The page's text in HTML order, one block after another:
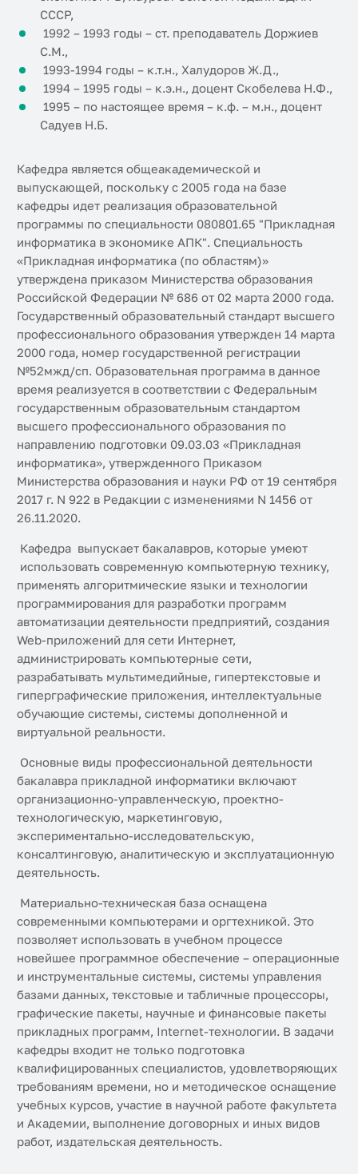
СССР,
1992 – 1993 годы – ст. преподаватель Доржиев
С.М.,
1993-1994 годы – к.т.н., Халудоров Ж.Д.,
1994 – 1995 годы – к.э.н., доцент Скобелева Н.Ф.,
1995 – по настоящее время – к.ф. – м.н., доцент
Садуев Н.Б.
Кафедра является общеакадемической и
выпускающей, поскольку с 2005 года на базе
кафедры идет реализация образовательной
программы по специальности 080801.65 "Прикладная
информатика в экономике АПК". Специальность
«Прикладная информатика (по областям)»
утверждена приказом Министерства образования
Российской Федерации № 686 от 02 марта 2000 года.
Государственный образовательный стандарт высшего
профессионального образования утвержден 14 марта
2000 года, номер государственной регистрации
№52мжд/сп. Образовательная программа в данное
время реализуется в соответствии с Федеральным
государственным образовательным стандартом
высшего профессионального образования по
направлению подготовки 09.03.03 «Прикладная
информатика», утвержденного Приказом
Министерства образования и науки РФ от 19 сентября
2017 г. N 922 в Редакции с изменениями N 1456 от
26.11.2020.
Кафедра выпускает бакалавров, которые умеют
использовать современную компьютерную технику,
применять алгоритмические языки и технологии
программирования для разработки программ
автоматизации деятельности предприятий, создания
Web-приложений для сети Интернет,
администрировать компьютерные сети,
разрабатывать мультимедийные, гипертекстовые и
гиперграфические приложения, интеллектуальные
обучающие системы, системы дополненной и
виртуальной реальности.
Основные виды профессиональной деятельности
бакалавра прикладной информатики включают
организационно-управленческую, проектно-
технологическую, маркетинговую,
экспериментально-исследовательскую,
консалтинговую, аналитическую и эксплуатационную
деятельность.
Материально-техническая база оснащена
современными компьютерами и оргтехникой. Это
позволяет использовать в учебном процессе
новейшее программное обеспечение – операционные
и инструментальные системы, системы управления
базами данных, текстовые и табличные процессоры,
графические пакеты, научные и финансовые пакеты
прикладных программ, Internet-технологии. В задачи
кафедры входит не только подготовка
квалифицированных специалистов, удовлетворяющих
требованиям времени, но и методическое оснащение
учебных курсов, участие в научной работе факультета
и Академии, выполнение договорных и иных видов
работ, издательская деятельность.